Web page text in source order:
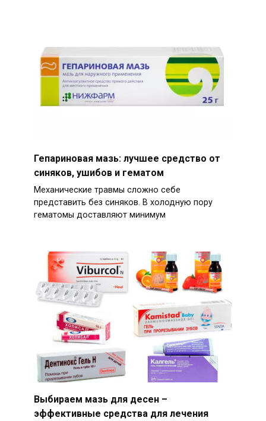
Гепариновая мазь: лучшее средство от
синяков, ушибов и гематом
Механические травмы сложно себе
представить без синяков. В холодную пору
гематомы доставляют минимум
Выбираем мазь для десен –
эффективные средства для лечения